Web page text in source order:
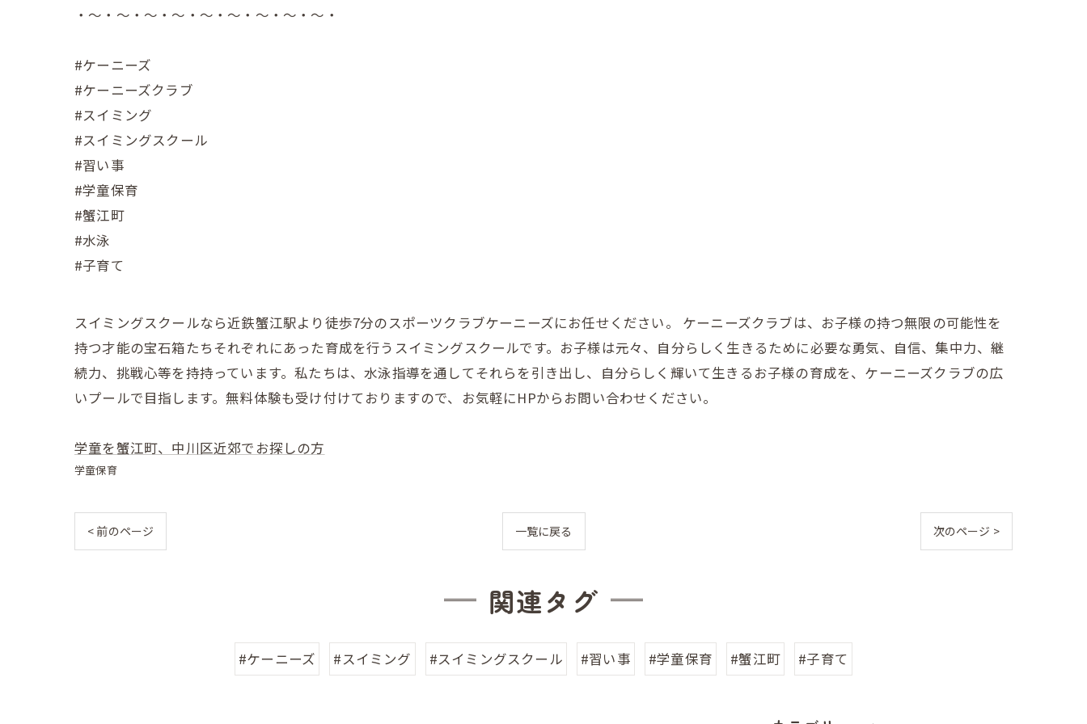
・～・～・～・～・～・～・～・～・～・
#ケーニーズ
#ケーニーズクラブ
#スイミング
#スイミングスクール
#習い事
#学童保育
#蟹江町
#水泳
#子育て
スイミングスクールなら近鉄蟹江駅より徒歩7分のスポーツクラブケーニーズにお任せください。 ケーニーズクラブは、お子様の持つ無限の可能性を
持つ才能の宝石箱たちそれぞれにあった育成を行うスイミングスクールです。お子様は元々、自分らしく生きるために必要な勇気、自信、集中力、継
続力、挑戦心等を持持っています。私たちは、水泳指導を通してそれらを引き出し、自分らしく輝いて生きるお子様の育成を、ケーニーズクラブの広
いプールで目指します。無料体験も受け付けておりますので、お気軽にHPからお問い合わせください。
学童を蟹江町、中川区近郊でお探しの方
学童保育
< 前のページ 一覧に戻る 次のページ >
関連タグ
#ケーニーズ #スイミング #スイミングスクール #習い事 #学童保育 #蟹江町 #子育て